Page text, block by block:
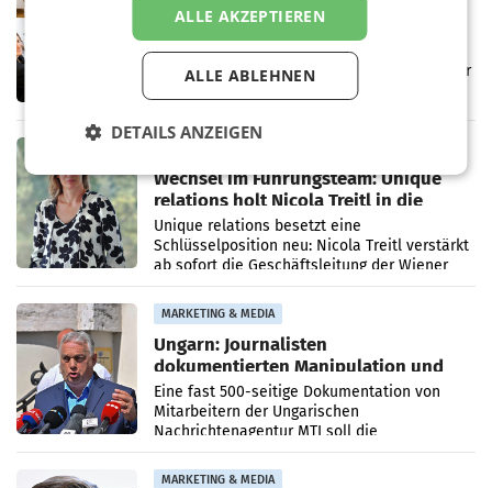
Brandenstein Communications ist
künftig Partner von OtterlyAI
Die Wiener PR-Agentur Brandenstein
Communications ist ab sofort Agenturpartner
die Agentur ihr Leistungsportfolio
Wechsel im Führungsteam: Unique
relations holt Nicola Treitl in die
Geschäftsleitung
Unique relations besetzt eine
Schlüsselposition neu: Nicola Treitl verstärkt
ab sofort die Geschäftsleitung der Wiener
PR-Agentur an der Seite von Josef Kalina und
Anna Kalina-Mahr.
MARKETING & MEDIA
Ungarn: Journalisten
dokumentierten Manipulation und
Zensur
Eine fast 500-seitige Dokumentation von
Mitarbeitern der Ungarischen
Nachrichtenagentur MTI soll die
systematische Nachrichten-Manipulation und
Zensur bei der Agentur während der Zeit
MARKETING & MEDIA
ALLE AKZEPTIEREN
ALLE ABLEHNEN
DETAILS ANZEIGEN